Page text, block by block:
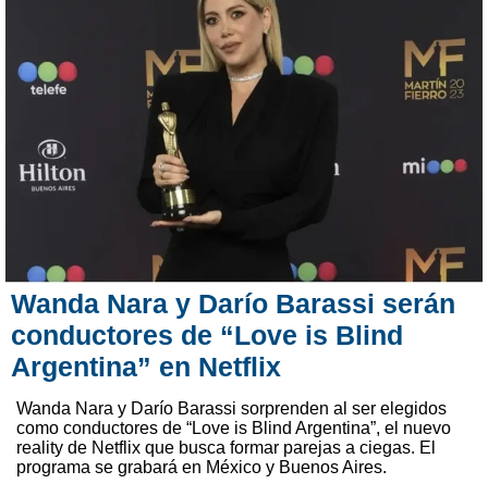
Wanda Nara y Darío Barassi serán
conductores de “Love is Blind
Argentina” en Netflix
Wanda Nara y Darío Barassi sorprenden al ser elegidos
como conductores de “Love is Blind Argentina”, el nuevo
reality de Netflix que busca formar parejas a ciegas. El
programa se grabará en México y Buenos Aires.